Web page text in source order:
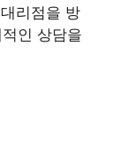
리점을 방
인 상담을